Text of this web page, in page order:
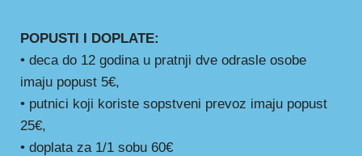
POPUSTI I DOPLATE:
• deca do 12 godina u pratnji dve odrasle osobe
imaju popust 5€,
• putnici koji koriste sopstveni prevoz imaju popust
25€,
• doplata za 1/1 sobu 60€